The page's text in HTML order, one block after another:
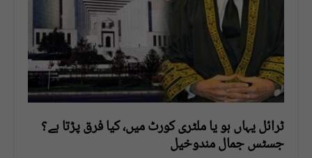
ٹرائل یہاں ہو یا ملٹری کورٹ میں، کیا فرق پڑتا ہے؟
جسٹس جمال مندوخیل